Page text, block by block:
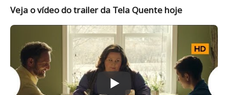
Veja o vídeo do trailer da Tela Quente hoje